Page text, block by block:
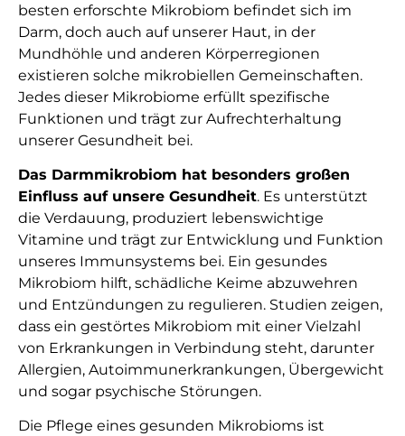
besten erforschte Mikrobiom befindet sich im
Darm, doch auch auf unserer Haut, in der
Mundhöhle und anderen Körperregionen
existieren solche mikrobiellen Gemeinschaften.
Jedes dieser Mikrobiome erfüllt spezifische
Funktionen und trägt zur Aufrechterhaltung
unserer Gesundheit bei.
Das Darmmikrobiom hat besonders großen
Einfluss auf unsere Gesundheit. Es unterstützt
die Verdauung, produziert lebenswichtige
Vitamine und trägt zur Entwicklung und Funktion
unseres Immunsystems bei. Ein gesundes
Mikrobiom hilft, schädliche Keime abzuwehren
und Entzündungen zu regulieren. Studien zeigen,
dass ein gestörtes Mikrobiom mit einer Vielzahl
von Erkrankungen in Verbindung steht, darunter
Allergien, Autoimmunerkrankungen, Übergewicht
und sogar psychische Störungen.
Die Pflege eines gesunden Mikrobioms ist